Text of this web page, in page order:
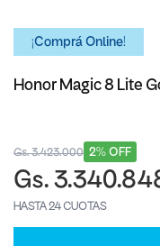
¡Comprá Online!
Honor Magic 8 Lite
2% OFF
Gs. 3.423.000
Gs.
HASTA 24 CUOTAS